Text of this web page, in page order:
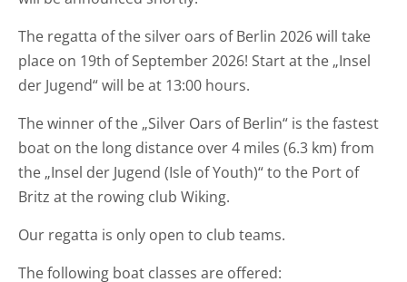
The regatta of the silver oars of Berlin 2026 will take
place on 19th of September 2026! Start at the „Insel
der Jugend“ will be at 13:00 hours.
The winner of the „Silver Oars of Berlin“ is the fastest
boat on the long distance over 4 miles (6.3 km) from
the „Insel der Jugend (Isle of Youth)“ to the Port of
Britz at the rowing club Wiking.
Our regatta is only open to club teams.
The following boat classes are offered: